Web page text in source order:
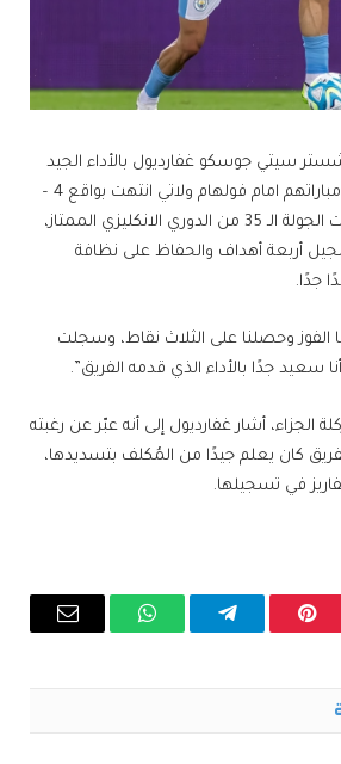
سيتي​ ​جوسكو غفارديول​ بالأداء الجيد
الذي قدمه الفريق خلال مباراتهم امام ​فولهام​ ولاتي انتهت بواقع 4 –
0، وذلك ضمن منافسات الجولة الـ 35 من ​الدوري الانكليزي​ الممتاز،
أربعة أهداف والحفاظ على نظافة
جدًا.
الفوز وحصلنا على الثلاث نقاط، وسجلت
سعيد جدًا بالأداء الذي قدمه الفريق”.
الجزاء، أشار غفارديول إلى أنه عبّر عن رغبته
كان يعلم جيدًا من المُكلف بتسديدها،
في تسجيلها.
بينتيريستتيلقرام واتساب البريد